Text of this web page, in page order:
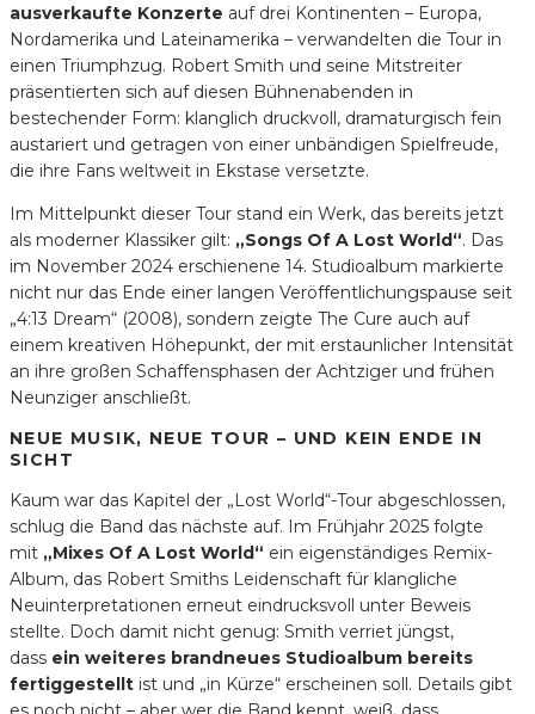
ausverkaufte Konzerte auf drei Kontinenten – Europa,
Nordamerika und Lateinamerika – verwandelten die Tour in
einen Triumphzug. Robert Smith und seine Mitstreiter
präsentierten sich auf diesen Bühnenabenden in
bestechender Form: klanglich druckvoll, dramaturgisch fein
austariert und getragen von einer unbändigen Spielfreude,
die ihre Fans weltweit in Ekstase versetzte.
Im Mittelpunkt dieser Tour stand ein Werk, das bereits jetzt
als moderner Klassiker gilt: „Songs Of A Lost World“. Das
im November 2024 erschienene 14. Studioalbum markierte
nicht nur das Ende einer langen Veröffentlichungspause seit
„4:13 Dream“ (2008), sondern zeigte The Cure auch auf
einem kreativen Höhepunkt, der mit erstaunlicher Intensität
an ihre großen Schaffensphasen der Achtziger und frühen
Neunziger anschließt.
NEUE MUSIK, NEUE TOUR – UND KEIN ENDE IN
SICHT
Kaum war das Kapitel der „Lost World“-Tour abgeschlossen,
schlug die Band das nächste auf. Im Frühjahr 2025 folgte
mit „Mixes Of A Lost World“ ein eigenständiges Remix-
Album, das Robert Smiths Leidenschaft für klangliche
Neuinterpretationen erneut eindrucksvoll unter Beweis
stellte. Doch damit nicht genug: Smith verriet jüngst,
dass ein weiteres brandneues Studioalbum bereits
fertiggestellt ist und „in Kürze“ erscheinen soll. Details gibt